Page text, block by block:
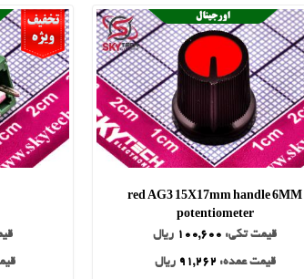
red AG3 15X17mm handle 6MM
potentiometer
قیمت تکی: 100,600 ریال
قیمت عمده: 91,262 ریال